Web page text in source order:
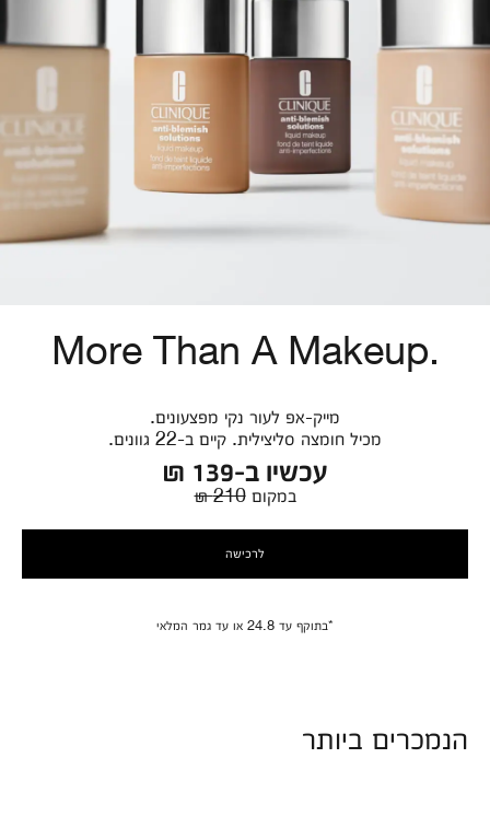
More Than A Makeup.
מייק-אפ לעור נקי מפצעונים.
מכיל חומצה סליצילית. קיים ב-22 גוונים.
עכשיו ב-139 ₪
במקום210 ₪
לרכישה
*בתוקף עד 24.8 או עד גמר המלאי
הנמכרים ביותר